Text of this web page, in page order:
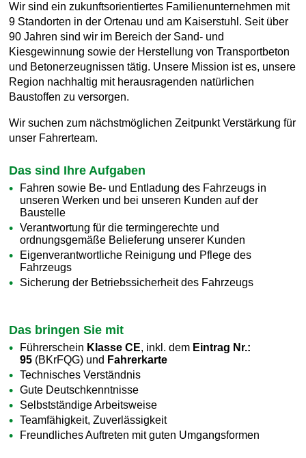
Wir sind ein zukunftsorientiertes Familienunternehmen mit
9 Standorten in der Ortenau und am Kaiserstuhl. Seit über
90 Jahren sind wir im Bereich der Sand- und
Kiesgewinnung sowie der Herstellung von Transportbeton
und Betonerzeugnissen tätig. Unsere Mission ist es, unsere
Region nachhaltig mit herausragenden natürlichen
Baustoffen zu versorgen.
Wir suchen zum nächstmöglichen Zeitpunkt Verstärkung für
unser Fahrerteam.
Das sind Ihre Aufgaben
Fahren sowie Be- und Entladung des Fahrzeugs in
unseren Werken und bei unseren Kunden auf der
Baustelle
Verantwortung für die termingerechte und
ordnungsgemäße Belieferung unserer Kunden
Eigenverantwortliche Reinigung und Pflege des
Fahrzeugs
Sicherung der Betriebssicherheit des Fahrzeugs
Das bringen Sie mit
Führerschein Klasse CE, inkl. dem Eintrag Nr.:
95 (BKrFQG) und Fahrerkarte
Technisches Verständnis
Gute Deutschkenntnisse
Selbstständige Arbeitsweise
Teamfähigkeit, Zuverlässigkeit
Freundliches Auftreten mit guten Umgangsformen